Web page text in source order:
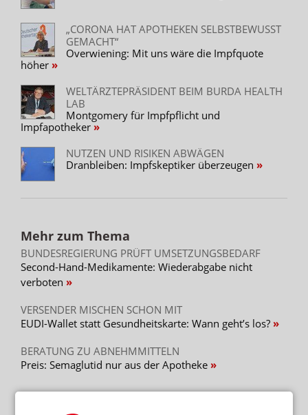
„CORONA HAT APOTHEKEN SELBSTBEWUSST
GEMACHT“
Overwiening: Mit uns wäre die Impfquote
höher
WELTÄRZTEPRÄSIDENT BEIM BURDA HEALTH
LAB
Montgomery für Impfpflicht und
Impfapotheker
NUTZEN UND RISIKEN ABWÄGEN
Dranbleiben: Impfskeptiker überzeugen
Mehr zum Thema
BUNDESREGIERUNG PRÜFT UMSETZUNGSBEDARF
Second-Hand-Medikamente: Wiederabgabe nicht
verboten
VERSENDER MISCHEN SCHON MIT
EUDI-Wallet statt Gesundheitskarte: Wann geht’s los?
BERATUNG ZU ABNEHMMITTELN
Preis: Semaglutid nur aus der Apotheke